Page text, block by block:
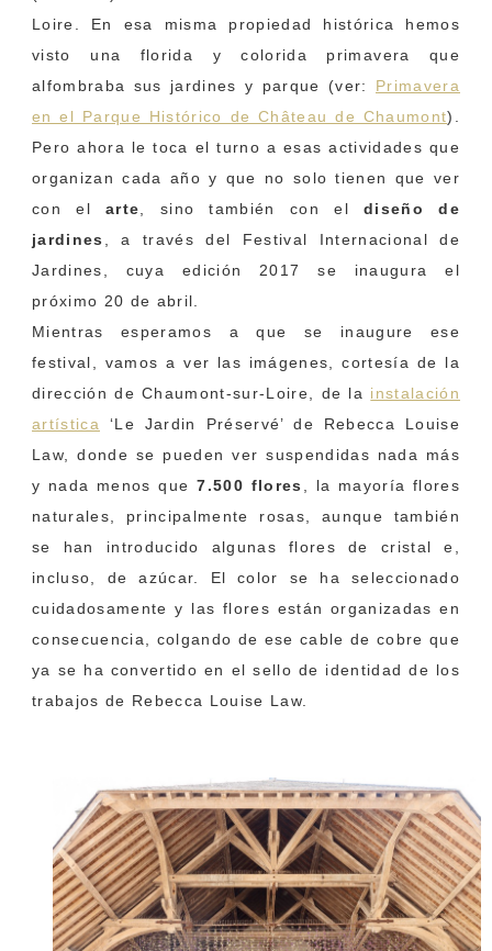
Loire. En esa misma propiedad histórica hemos
visto una florida y colorida primavera que
alfombraba sus jardines y parque (ver: Primavera
en el Parque Histórico de Château de Chaumont).
Pero ahora le toca el turno a esas actividades que
organizan cada año y que no solo tienen que ver
con elarte, sino también con eldiseño de
jardines , a través del Festival Internacional de
Jardines, cuya edición 2017 se inaugura el
próximo 20 de abril.
Mientras esperamos a que se inaugure ese
festival, vamos a ver las imágenes, cortesía de la
dirección de Chaumont-sur-Loire, de la instalación
artística ‘Le Jardin Préservé’ de Rebecca Louise
Law, donde se pueden ver suspendidas nada más
y nada menos que7.500 flores , la mayoría flores
naturales, principalmente rosas, aunque también
se han introducido algunas flores de cristal e,
incluso, de azúcar. El color se ha seleccionado
cuidadosamente y las flores están organizadas en
consecuencia, colgando de ese cable de cobre que
ya se ha convertido en el sello de identidad de los
trabajos de Rebecca Louise Law.